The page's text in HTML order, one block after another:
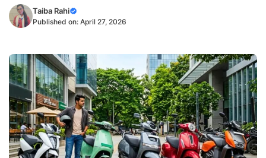
Taiba Rahi
Published on: April 27, 2026